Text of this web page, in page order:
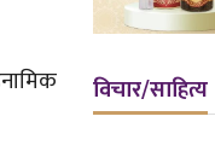
विचार/साहित्य